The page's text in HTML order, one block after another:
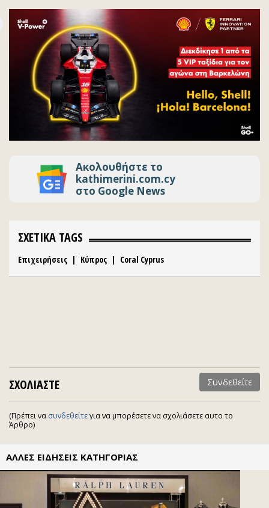
Ακολουθήστε το
kathimerini.com.cy
στο Google News
ΣΧΕΤΙΚΑ TAGS
Επιχειρήσεις | Κύπρος | Coral Cyprus
ΣΧΟΛΙΑΣΤΕ Συνδεθείτε
(Πρέπει να συνδεθείτεγια να μπορέσετε να σχολιάσετε αυτο το
Άρθρο)
ΑΛΛΕΣ ΕΙΔΗΣΕΙΣ ΚΑΤΗΓΟΡΙΑΣ